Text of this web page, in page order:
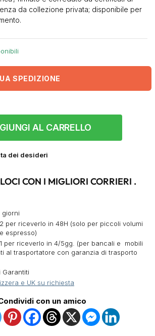
da collezione privata; disponibile per
SPEDIZIONE
AL CARRELLO
dei desideri
CON I MIGLIORI CORRIERI .
giorni
per riceverlo in 48H (solo per piccoli volumi
espresso)
per riceverlo in 4/5gg. (per bancali e mobili
al trasportatore con garanzia di trasporto
Garantiti
e UK su richiesta
con un amico